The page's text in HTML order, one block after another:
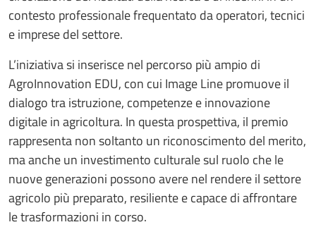
contesto professionale frequentato da operatori, tecnici
e imprese del settore.
L’iniziativa si inserisce nel percorso più ampio di
AgroInnovation EDU, con cui Image Line promuove il
dialogo tra istruzione, competenze e innovazione
digitale in agricoltura. In questa prospettiva, il premio
rappresenta non soltanto un riconoscimento del merito,
ma anche un investimento culturale sul ruolo che le
nuove generazioni possono avere nel rendere il settore
agricolo più preparato, resiliente e capace di affrontare
le trasformazioni in corso.